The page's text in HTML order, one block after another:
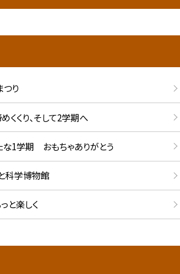
り
くり、そして2学期へ
な1学期 おもちゃありがとう
科学博物館
と楽しく